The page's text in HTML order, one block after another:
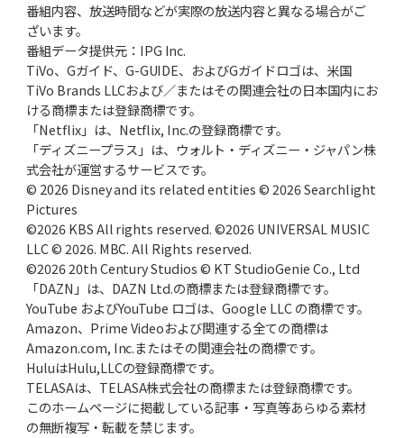
番組内容、放送時間などが実際の放送内容と異なる場合がご
ざいます。
番組データ提供元：IPG Inc.
TiVo、Gガイド、G-GUIDE、およびGガイドロゴは、米国
TiVo Brands LLCおよび／またはその関連会社の日本国内にお
ける商標または登録商標です。
「Netflix」は、Netflix, Inc.の登録商標です。
「ディズニープラス」は、ウォルト・ディズニー・ジャパン株
式会社が運営するサービスです。
© 2026 Disney and its related entities © 2026 Searchlight
Pictures
©2026 KBS All rights reserved. ©2026 UNIVERSAL MUSIC
LLC © 2026. MBC. All Rights reserved.
©2026 20th Century Studios © KT StudioGenie Co., Ltd
「DAZN」は、DAZN Ltd.の商標または登録商標です。
YouTube およびYouTube ロゴは、Google LLC の商標です。
Amazon、Prime Videoおよび関連する全ての商標は
Amazon.com, Inc.またはその関連会社の商標です。
HuluはHulu,LLCの登録商標です。
TELASAは、TELASA株式会社の商標または登録商標です。
このホームページに掲載している記事・写真等あらゆる素材
の無断複写・転載を禁じます。